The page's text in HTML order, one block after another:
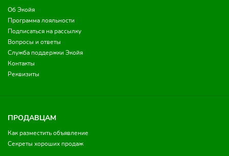
Об Экойя
Программа лояльности
Подписаться на рассылку
Вопросы и ответы
Служба поддержки Экойя
Контакты
Реквизиты
ПРОДАВЦАМ
Как разместить объявление
Секреты хороших продаж